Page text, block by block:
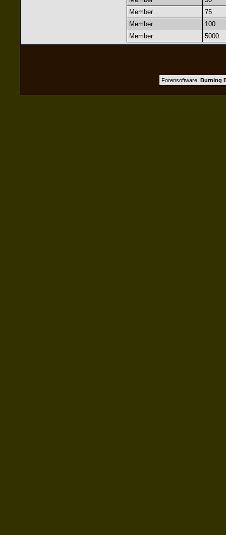
Member
75
Member
100
Member
5000
Forensoftware: Burning